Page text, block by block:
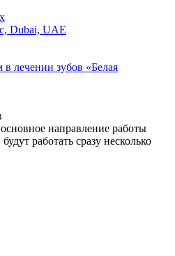
Dubai, UAE
лечении зубов «Белая
направление работы
работать сразу несколько